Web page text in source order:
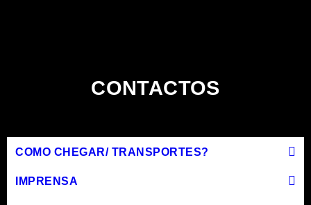
CONTACTOS
COMO CHEGAR/ TRANSPORTES?
IMPRENSA